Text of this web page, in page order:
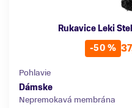
Rukavice Leki
-50 %
Pohlavie
Dámske
Nepremokavá membrána